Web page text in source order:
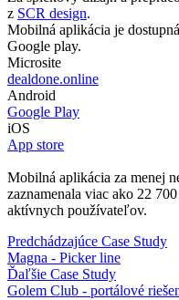
z SCR design.
Mobilná aplikácia je
Google play.
Microsite
dealdone.online
Android
Google Play
iOS
App store
Mobilná aplikácia za menej
zaznamenala viac ako 22
aktívnych používateľov.
Predchádzajúce Case Study
Magna - Picker line
Ďaľšie Case Study
Golem Club - portálové